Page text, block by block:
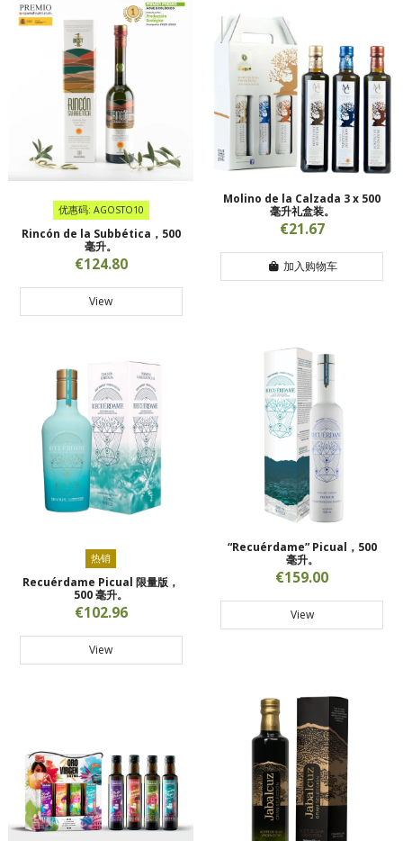
优惠码: AGOSTO10
Rincón de la Subbética，500
毫升。
€124.80
View
Molino de la Calzada 3 x 500
毫升礼盒装。
€21.67
加入购物车
热销
Recuérdame Picual 限量版，
500 毫升。
€102.96
View
“Recuérdame” Picual，500
毫升。
€159.00
View